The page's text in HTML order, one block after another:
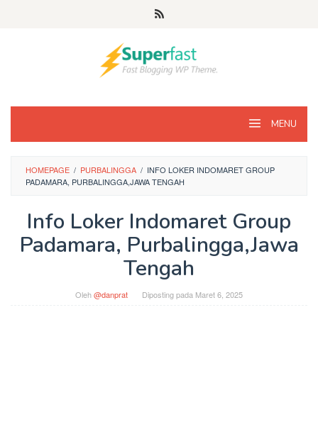
MENU
HOMEPAGE / PURBALINGGA / INFO LOKER INDOMARET GROUP
PADAMARA, PURBALINGGA,JAWA TENGAH
Info Loker Indomaret Group
Padamara, Purbalingga,Jawa
Tengah
Oleh@danprat Diposting pada Maret 6, 2025